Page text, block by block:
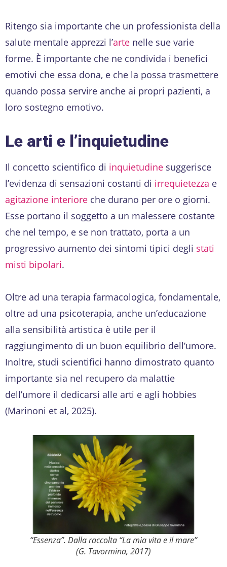
Ritengo sia importante che un professionista della
salute mentale apprezzi l’arte nelle sue varie
forme. È importante che ne condivida i benefici
emotivi che essa dona, e che la possa trasmettere
quando possa servire anche ai propri pazienti, a
loro sostegno emotivo.
Le arti e l’inquietudine
Il concetto scientifico di inquietudine suggerisce
l’evidenza di sensazioni costanti di irrequietezza e
agitazione interiore che durano per ore o giorni.
Esse portano il soggetto a un malessere costante
che nel tempo, e se non trattato, porta a un
progressivo aumento dei sintomi tipici degli stati
misti bipolari.
Oltre ad una terapia farmacologica, fondamentale,
oltre ad una psicoterapia, anche un’educazione
alla sensibilità artistica è utile per il
raggiungimento di un buon equilibrio dell’umore.
Inoltre, studi scientifici hanno dimostrato quanto
importante sia nel recupero da malattie
dell’umore il dedicarsi alle arti e agli hobbies
(Marinoni et al, 2025).
“Essenza”. Dalla raccolta “La mia vita e il mare”
(G. Tavormina, 2017)